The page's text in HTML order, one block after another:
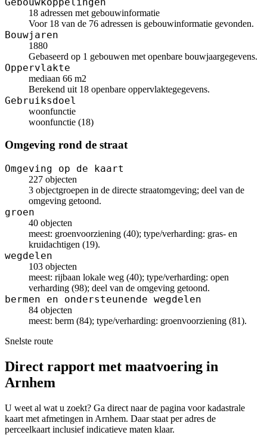
18 adressen met gebouwinformatie
Voor 18 van de 76 adressen is gebouwinformatie gevonden.
Bouwjaren
1880
Gebaseerd op 1 gebouwen met openbare bouwjaargegevens.
Oppervlakte
mediaan 66 m2
Berekend uit 18 openbare oppervlaktegegevens.
Gebruiksdoel
woonfunctie
woonfunctie (18)
Omgeving rond de straat
Omgeving op de kaart
227 objecten
3 objectgroepen in de directe straatomgeving; deel van de
omgeving getoond.
groen
40 objecten
meest: groenvoorziening (40); type/verharding: gras- en
kruidachtigen (19).
wegdelen
103 objecten
meest: rijbaan lokale weg (40); type/verharding: open
verharding (98); deel van de omgeving getoond.
bermen en ondersteunende wegdelen
84 objecten
meest: berm (84); type/verharding: groenvoorziening (81).
Snelste route
Direct rapport met maatvoering in
Arnhem
U weet al wat u zoekt? Ga direct naar de pagina voor kadastrale
kaart met afmetingen in Arnhem. Daar staat per adres de
perceelkaart inclusief indicatieve maten klaar.